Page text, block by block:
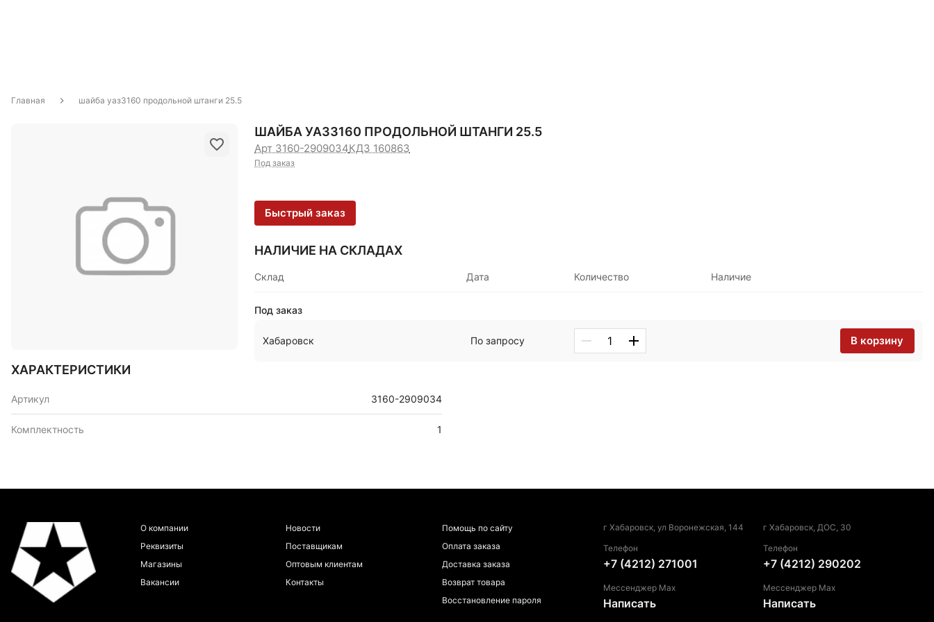
Главная шайба уаз3160 продольной штанги 25.5
ШАЙБА УАЗ3160 ПРОДОЛЬНОЙ ШТАНГИ 25.5
Арт 3160-2909034КДЗ 160863
Под заказ
Быстрый заказ
НАЛИЧИЕ НА СКЛАДАХ
Склад Дата Количество Наличие
Под заказ
Хабаровск По запросу В корзину
ХАРАКТЕРИСТИКИ
Артикул 3160-2909034
Комплектность 1
О компании
Реквизиты
Магазины
Вакансии
Новости
Поставщикам
Оптовым клиентам
Контакты
Помощь по сайту
Оплата заказа
Доставка заказа
Возврат товара
Восстановление пароля
г Хабаровск, ул Воронежская, 144
Телефон
+7 (4212) 271001
Мессенджер Max
Написать
г Хабаровск, ДОС, 30
Телефон
+7 (4212) 290202
Мессенджер Max
Написать